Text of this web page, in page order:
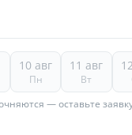
10 авг
Пн
11 авг
Вт
— оставьте